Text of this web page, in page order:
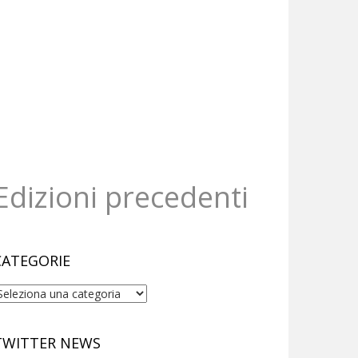
precedenti
NEWS